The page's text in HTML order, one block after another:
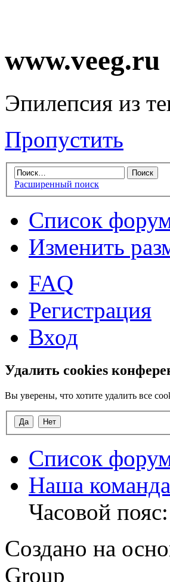
www.veeg.ru
Эпилепсия из
Пропустить
Расширенный поиск
Список
Изменить
FAQ
Регистрация
Вход
Удалить cookies
Вы уверены, что хотите удалить все
Список
Наша команда
Часовой
Создано на
Group